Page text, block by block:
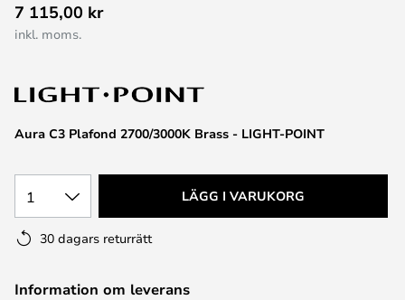
till
början
bildgalleriet
Aura C3 Plafond 2700/3000K Brass - LIGHT-POINT
7 115,00 kr
inkl. moms.
1 LÄGG I VARUKORG
30 dagars returrätt
Information om leverans